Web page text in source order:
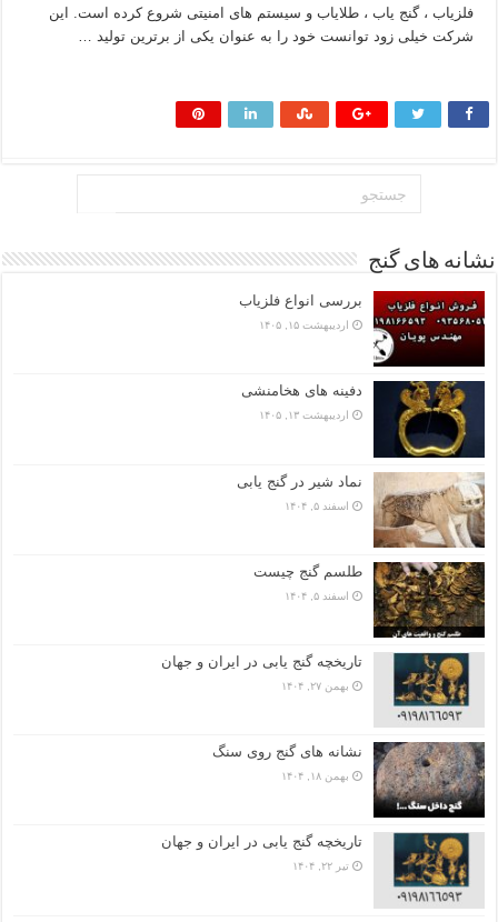
فلزیاب ، گنج یاب ، طلایاب و سیستم های امنیتی شروع کرده است. این
شرکت خیلی زود توانست خود را به عنوان یکی از برترین تولید …
نشانه های گنج
بررسی انواع فلزیاب
اردیبهشت ۱۵, ۱۴۰۵
دفینه های هخامنشی
اردیبهشت ۱۳, ۱۴۰۵
نماد شیر در گنج یابی
اسفند ۵, ۱۴۰۴
طلسم گنج چیست
اسفند ۵, ۱۴۰۴
تاریخچه گنج‌ یابی در ایران و جهان
بهمن ۲۷, ۱۴۰۴
نشانه های گنج روی سنگ
بهمن ۱۸, ۱۴۰۴
تاریخچه گنج‌ یابی در ایران و جهان
تیر ۲۲, ۱۴۰۴